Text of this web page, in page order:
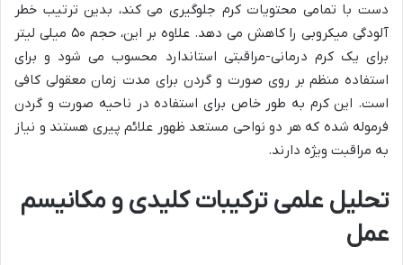
دست با تمامی محتویات کرم جلوگیری می کند، بدین ترتیب خطر
آلودگی میکروبی را کاهش می دهد. علاوه بر این، حجم ۵۰ میلی لیتر
برای یک کرم درمانی-مراقبتی استاندارد محسوب می شود و برای
استفاده منظم بر روی صورت و گردن برای مدت زمان معقولی کافی
است. این کرم به طور خاص برای استفاده در ناحیه صورت و گردن
فرموله شده که هر دو نواحی مستعد ظهور علائم پیری هستند و نیاز
به مراقبت ویژه دارند.
تحلیل علمی ترکیبات کلیدی و مکانیسم
عمل